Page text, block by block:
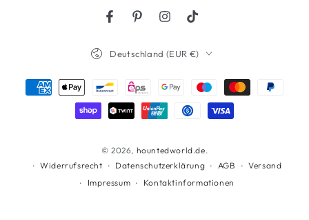
FacebookPinterestInstagram
TikTok
© 2026, hountedworld.de.
Widerrufsrecht
Datenschutzerklärung AGB
Versand
Impressum
Kontaktinformationen
Deutschland (EUR €)
Zahlungsmöglichkeiten